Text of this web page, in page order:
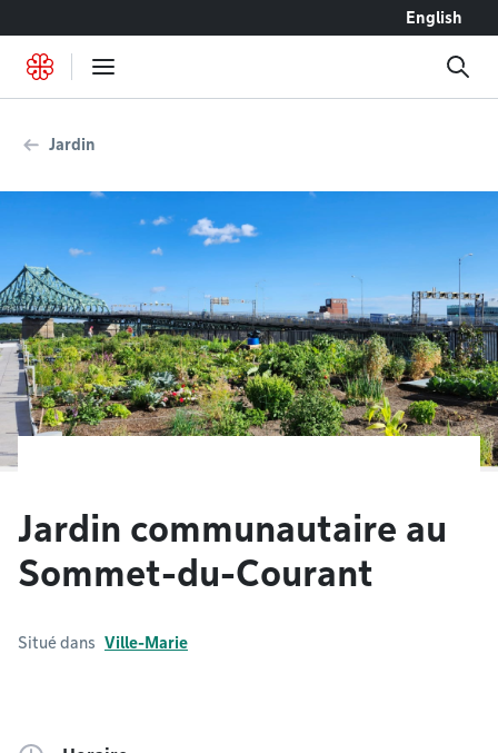
English
Jardin
Jardin communautaire au
Sommet-du-Courant
Situé dans Ville-Marie